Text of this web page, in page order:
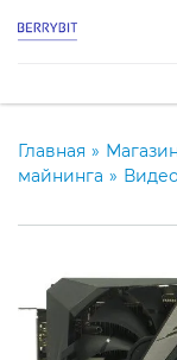
Главная » Магазин
майнинга »